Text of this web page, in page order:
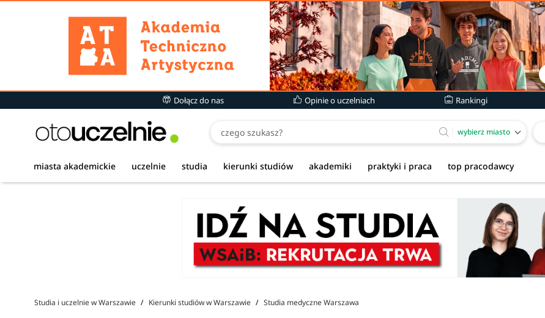
Dołącz do nas Opinie o uczelniach Rankingi
wybierz miasto
miasta akademickie uczelnie studia kierunki studiów akademiki praktyki i praca top pracodawcy
Studia i uczelnie w Warszawie Kierunki studiów w Warszawie Studia medyczne Warszawa